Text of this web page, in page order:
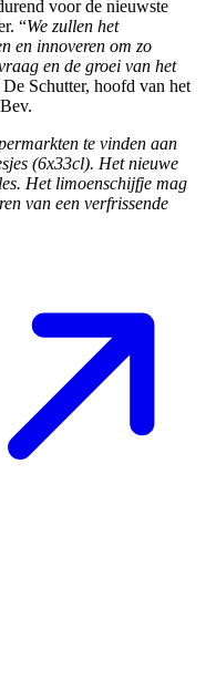
voor de nieuwste
“We zullen het
en innoveren om zo
en de groei van het
Schutter, hoofd van het
te vinden aan
(6x33cl). Het nieuwe
Het limoenschijfje mag
van een verfrissende